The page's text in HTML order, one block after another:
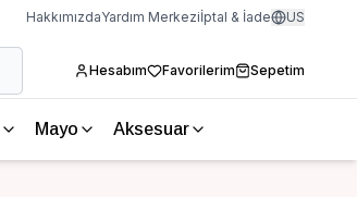
HakkımızdaYardım Merkeziİptal & İade US
Hesabım Favorilerim Sepetim
Mayo Aksesuar